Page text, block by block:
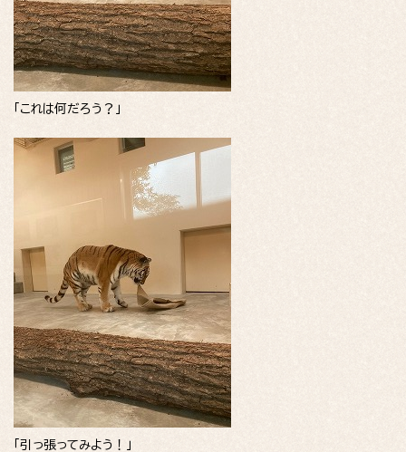
「これは何だろう？」
「引っ張ってみよう！」